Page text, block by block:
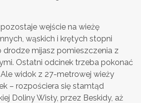
wejście na wieżę
wąskich i krętych stopni
drodze mijasz pomieszczenia z
Ostatni odcinek trzeba pokonać
widok z 27-metrowej wieży
– rozpościera się stamtąd
Doliny Wisły, przez Beskidy, aż